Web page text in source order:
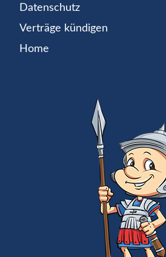
Datenschutz
Verträge kündigen
Home